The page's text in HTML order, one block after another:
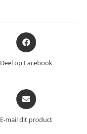
Opent
in
nieuw
Deel op Facebook
Opent
in
nieuw
E-mail dit product